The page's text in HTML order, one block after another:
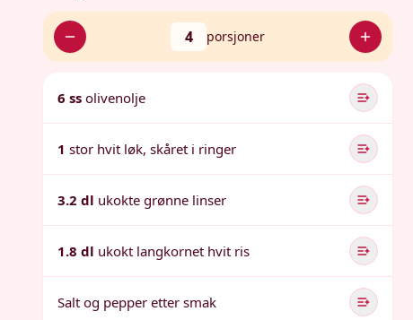
4 porsjoner
6 ss olivenolje
1 stor hvit løk, skåret i ringer
3.2 dl ukokte grønne linser
1.8 dl ukokt langkornet hvit ris
Salt og pepper etter smak